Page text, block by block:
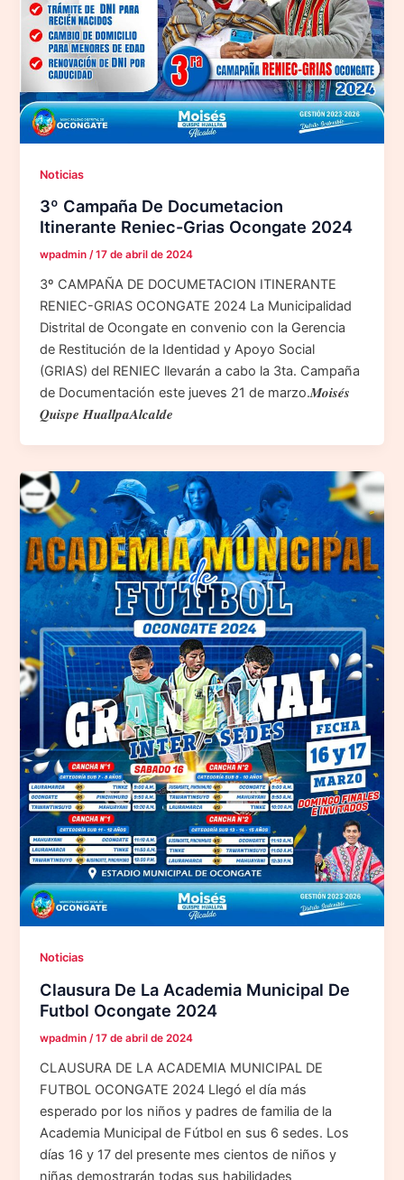
Noticias
3º Campaña De Documetacion
Itinerante Reniec-Grias Ocongate 2024
wpadmin/17 de abril de 2024
3º CAMPAÑA DE DOCUMETACION ITINERANTE
RENIEC-GRIAS OCONGATE 2024 La Municipalidad
Distrital de Ocongate en convenio con la Gerencia
de Restitución de la Identidad y Apoyo Social
(GRIAS) del RENIEC llevarán a cabo la 3ta. Campaña
de Documentación este jueves 21 de marzo.𝑴𝒐𝒊𝒔𝒆́𝒔
𝑸𝒖𝒊𝒔𝒑𝒆 𝑯𝒖𝒂𝒍𝒍𝒑𝒂𝑨𝒍𝒄𝒂𝒍𝒅𝒆
Noticias
Clausura De La Academia Municipal De
Futbol Ocongate 2024
wpadmin /17 de abril de 2024
CLAUSURA DE LA ACADEMIA MUNICIPAL DE
FUTBOL OCONGATE 2024 Llegó el día más
esperado por los niños y padres de familia de la
Academia Municipal de Fútbol en sus 6 sedes. Los
días 16 y 17 del presente mes cientos de niños y
niñas demostrarán todas sus habilidades